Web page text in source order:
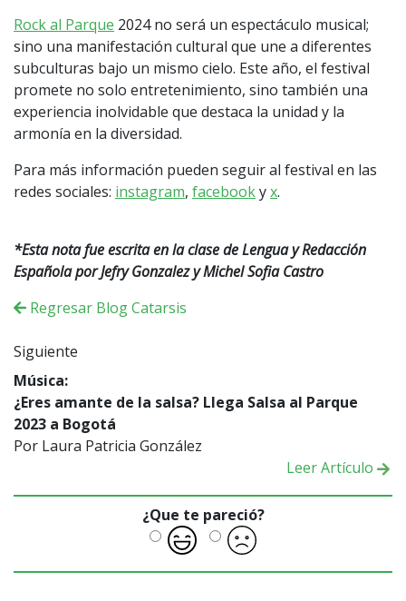
Rock al Parque 2024 no será un espectáculo musical;
sino una manifestación cultural que une a diferentes
subculturas bajo un mismo cielo. Este año, el festival
promete no solo entretenimiento, sino también una
experiencia inolvidable que destaca la unidad y la
armonía en la diversidad.
Para más información pueden seguir al festival en las
redes sociales: instagram, facebookyx.
*Esta nota fue escrita en la clase de Lengua y Redacción
Española por Jefry Gonzalez y Michel Sofia Castro
Regresar Blog Catarsis
Siguiente
Música:
¿Eres amante de la salsa? Llega Salsa al Parque
2023 a Bogotá
Por Laura Patricia González
Leer Artículo
¿Que te pareció?